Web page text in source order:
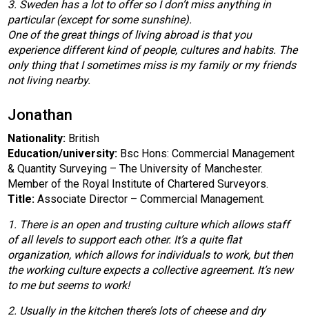
3. Sweden has a lot to offer so I don’t miss anything in
particular (except for some sunshine).
One of the great things of living abroad is that you
experience different kind of people, cultures and habits. The
only thing that I sometimes miss is my family or my friends
not living nearby.
Jonathan
Nationality: British
Education/university: Bsc Hons: Commercial Management
& Quantity Surveying – The University of Manchester.
Member of the Royal Institute of Chartered Surveyors.
Title: Associate Director – Commercial Management.
1. There is an open and trusting culture which allows staff
of all levels to support each other. It’s a quite flat
organization, which allows for individuals to work, but then
the working culture expects a collective agreement. It’s new
to me but seems to work!
2. Usually in the kitchen there’s lots of cheese and dry